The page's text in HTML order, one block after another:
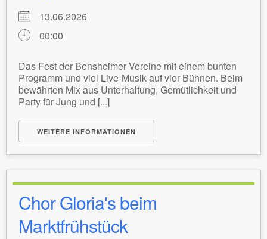
13.06.2026
00:00
Das Fest der Bensheimer Vereine mit einem bunten
Programm und viel Live-Musik auf vier Bühnen. Beim
bewährten Mix aus Unterhaltung, Gemütlichkeit und
Party für Jung und [...]
WEITERE INFORMATIONEN
Chor Gloria's beim
Marktfrühstück